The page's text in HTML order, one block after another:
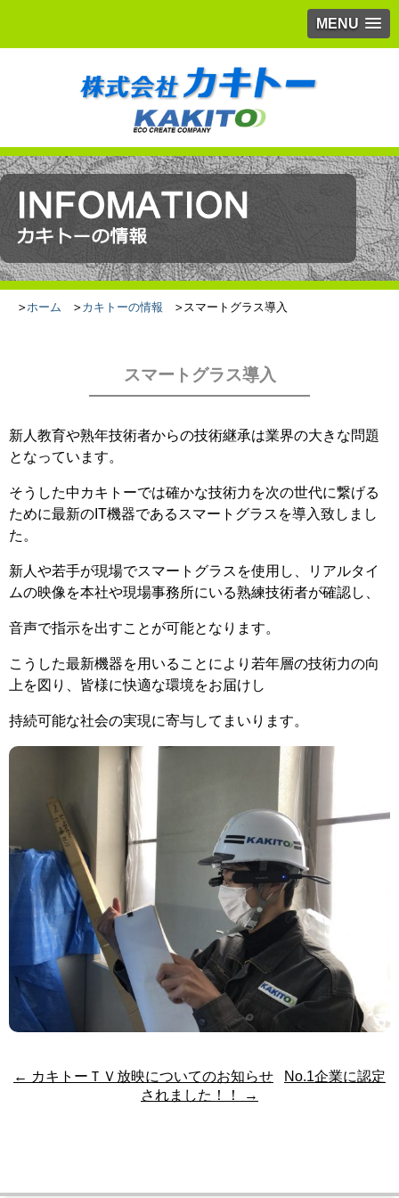
MENU
ホーム カキトーの情報 スマートグラス導入
スマートグラス導入
新人教育や熟年技術者からの技術継承は業界の大きな問題
となっています。
そうした中カキトーでは確かな技術力を次の世代に繋げる
ために最新のIT機器であるスマートグラスを導入致しまし
た。
新人や若手が現場でスマートグラスを使用し、リアルタイ
ムの映像を本社や現場事務所にいる熟練技術者が確認し、
音声で指示を出すことが可能となります。
こうした最新機器を用いることにより若年層の技術力の向
上を図り、皆様に快適な環境をお届けし
持続可能な社会の実現に寄与してまいります。
← カキトーＴＶ放映についてのお知らせ
No.1企業に認定
されました！！
→